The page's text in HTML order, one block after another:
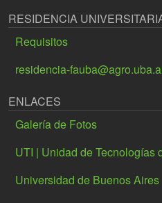
RESIDENCIA
Requisitos
residencia-
ENLACES
Galería de Fotos
UTI | Unidad de Tecnologías
Universidad de Buenos Aires